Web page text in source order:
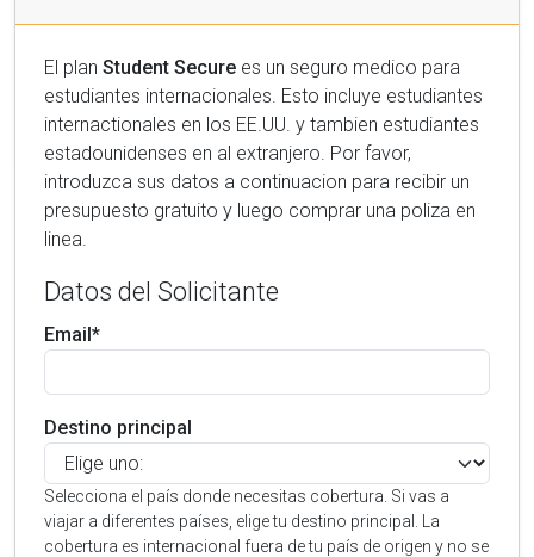
El plan Student Secure es un seguro medico para
estudiantes internacionales. Esto incluye estudiantes
internactionales en los EE.UU. y tambien estudiantes
estadounidenses en al extranjero. Por favor,
introduzca sus datos a continuacion para recibir un
presupuesto gratuito y luego comprar una poliza en
linea.
Datos del Solicitante
Email*
Destino principal
Selecciona el país donde necesitas cobertura. Si vas a
viajar a diferentes países, elige tu destino principal. La
cobertura es internacional fuera de tu país de origen y no se